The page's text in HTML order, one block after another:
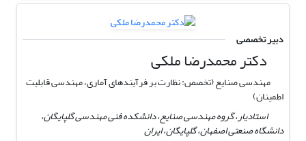
دبیر تخصصی
دکتر محمدرضا ملکی
مهندسی صنایع (تخصص: نظارت بر فرآیندهای آماری، مهندسی قابلیت
اطمینان)
استادیار، گروه مهندسی صنایع، دانشکده فنی مهندسی گلپایگان،
دانشگاه صنعتی اصفهان، گلپایگان، ایران